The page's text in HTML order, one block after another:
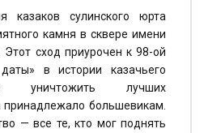
сулинского юрта
камня в сквере имени
Этот сход приурочен к 98-ой
в истории казачьего
уничтожить лучших
большевикам.
— все те, кто мог поднять